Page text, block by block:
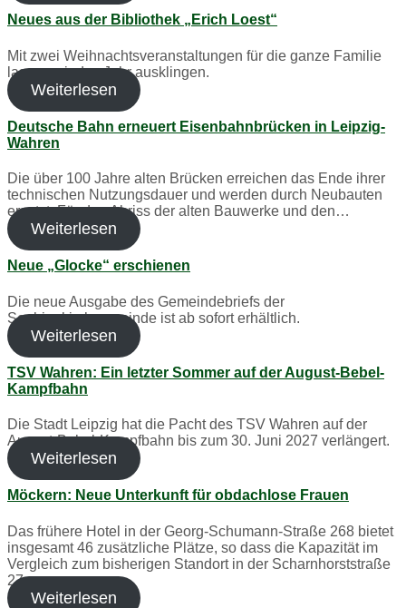
Neues aus der Bibliothek „Erich Loest“
Mit zwei Weihnachtsveranstaltungen für die ganze Familie
lassen wir das Jahr ausklingen.
Weiterlesen
Deutsche Bahn erneuert Eisenbahnbrücken in Leipzig-
Wahren
Die über 100 Jahre alten Brücken erreichen das Ende ihrer
technischen Nutzungsdauer und werden durch Neubauten
ersetzt. Für den Abriss der alten Bauwerke und den…
Weiterlesen
Neue „Glocke“ erschienen
Die neue Ausgabe des Gemeindebriefs der
Sophienkirchgemeinde ist ab sofort erhältlich.
Weiterlesen
TSV Wahren: Ein letzter Sommer auf der August-Bebel-
Kampfbahn
Die Stadt Leipzig hat die Pacht des TSV Wahren auf der
August-Bebel-Kampfbahn bis zum 30. Juni 2027 verlängert.
Weiterlesen
Möckern: Neue Unterkunft für obdachlose Frauen
Das frühere Hotel in der Georg-Schumann-Straße 268 bietet
insgesamt 46 zusätzliche Plätze, so dass die Kapazität im
Vergleich zum bisherigen Standort in der Scharnhorststraße
27…
Weiterlesen